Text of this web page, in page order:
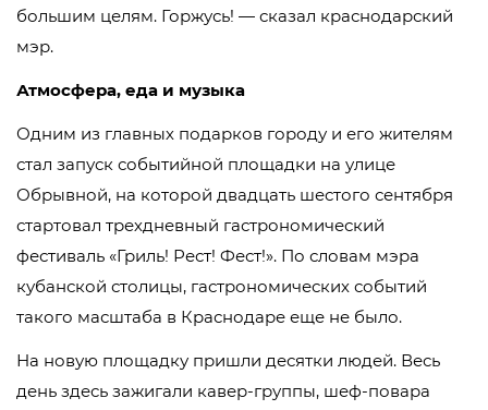
большим целям. Горжусь! — сказал краснодарский
мэр.
Атмосфера, еда и музыка
Одним из главных подарков городу и его жителям
стал запуск событийной площадки на улице
Обрывной, на которой двадцать шестого сентября
стартовал трехдневный гастрономический
фестиваль «Гриль! Рест! Фест!». По словам мэра
кубанской столицы, гастрономических событий
такого масштаба в Краснодаре еще не было.
На новую площадку пришли десятки людей. Весь
день здесь зажигали кавер-группы, шеф-повара